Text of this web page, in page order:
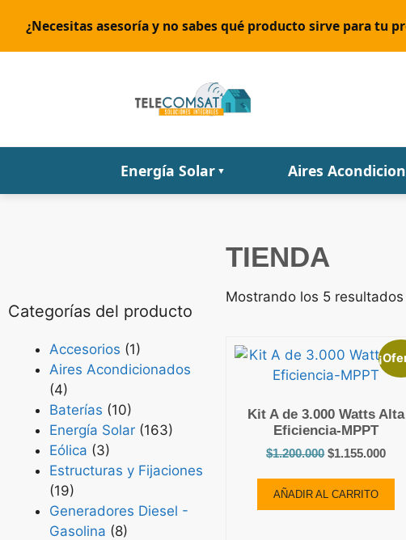
¿Necesitas asesoría y no sabes qué producto sirve para tu
Energía Solar ▼ Aires
Categorías del producto
Accesorios (1)
Aires Acondicionados
(4)
Baterías (10)
Energía Solar (163)
Eólica (3)
Estructuras y Fijaciones
(19)
Generadores Diesel -
Gasolina (8)
TIENDA
Mostrando los 5 resultados
Kit A de 3.000 Watts Alta
Eficiencia-MPPT
$1.200.000 $1.155.000
AÑADIR AL CARRITO